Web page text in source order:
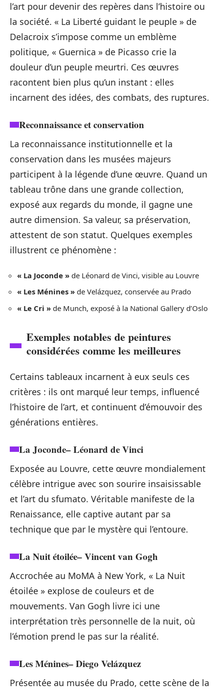
l’art pour devenir des repères dans l’histoire ou
la société. « La Liberté guidant le peuple » de
Delacroix s’impose comme un emblème
politique, « Guernica » de Picasso crie la
douleur d’un peuple meurtri. Ces œuvres
racontent bien plus qu’un instant : elles
incarnent des idées, des combats, des ruptures.
Reconnaissance et conservation
La reconnaissance institutionnelle et la
conservation dans les musées majeurs
participent à la légende d’une œuvre. Quand un
tableau trône dans une grande collection,
exposé aux regards du monde, il gagne une
autre dimension. Sa valeur, sa préservation,
attestent de son statut. Quelques exemples
illustrent ce phénomène :
« La Joconde » de Léonard de Vinci, visible au Louvre
« Les Ménines » de Velázquez, conservée au Prado
« Le Cri » de Munch, exposé à la National Gallery d’Oslo
Exemples notables de peintures
considérées comme les meilleures
Certains tableaux incarnent à eux seuls ces
critères : ils ont marqué leur temps, influencé
l’histoire de l’art, et continuent d’émouvoir des
générations entières.
La Joconde– Léonard de Vinci
Exposée au Louvre, cette œuvre mondialement
célèbre intrigue avec son sourire insaisissable
et l’art du sfumato. Véritable manifeste de la
Renaissance, elle captive autant par sa
technique que par le mystère qui l’entoure.
La Nuit étoilée– Vincent van Gogh
Accrochée au MoMA à New York, « La Nuit
étoilée » explose de couleurs et de
mouvements. Van Gogh livre ici une
interprétation très personnelle de la nuit, où
l’émotion prend le pas sur la réalité.
Les Ménines– Diego Velázquez
Présentée au musée du Prado, cette scène de la